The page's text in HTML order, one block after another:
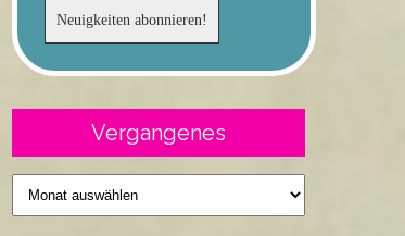
Vergangenes
Vergangenes